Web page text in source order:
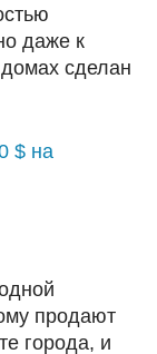
даже к
сделан
$ на
продают
города, и